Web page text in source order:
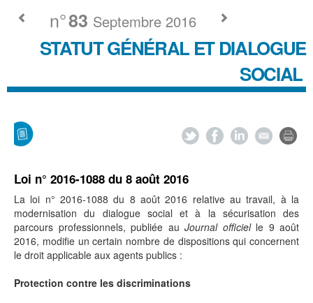
n°83 Septembre 2016
STATUT GÉNÉRAL ET DIALOGUE
SOCIAL
Loi n° 2016-1088 du 8 août 2016
La loi n° 2016-1088 du 8 août 2016 relative au travail, à la
modernisation du dialogue social et à la sécurisation des
parcours professionnels, publiée au Journal officiel le 9 août
2016, modifie un certain nombre de dispositions qui concernent
le droit applicable aux agents publics :
Protection contre les discriminations